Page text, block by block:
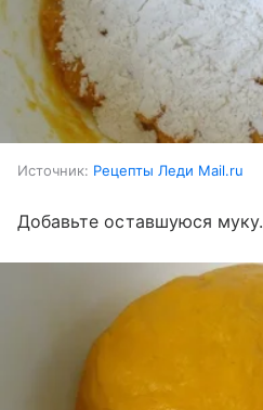
Источник: Рецепты Леди Mail.ru
Добавьте оставшуюся муку.